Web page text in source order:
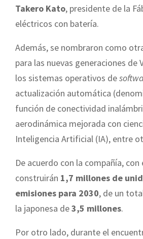
Takero Kato, presidente de la
eléctricos con batería.
Además, se nombraron como
para las nuevas generaciones de
los sistemas operativos de
actualización automática
función de conectividad
aerodinámica mejorada con
Inteligencia Artificial (IA), entre
De acuerdo con la compañía,
construirán 1,7 millones de
emisiones para 2030, de un
la japonesa de3,5 millones.
Por otro lado, durante el